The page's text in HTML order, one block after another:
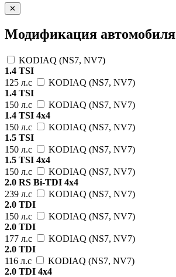
✕
Модификация автомобиля
KODIAQ (NS7, NV7)
1.4 TSI
125 л.с
KODIAQ (NS7, NV7)
1.4 TSI
150 л.с
KODIAQ (NS7, NV7)
1.4 TSI 4x4
150 л.с
KODIAQ (NS7, NV7)
1.5 TSI
150 л.с
KODIAQ (NS7, NV7)
1.5 TSI 4x4
150 л.с
KODIAQ (NS7, NV7)
2.0 RS Bi-TDI 4x4
239 л.с
KODIAQ (NS7, NV7)
2.0 TDI
150 л.с
KODIAQ (NS7, NV7)
2.0 TDI
177 л.с
KODIAQ (NS7, NV7)
2.0 TDI
116 л.с
KODIAQ (NS7, NV7)
2.0 TDI 4x4